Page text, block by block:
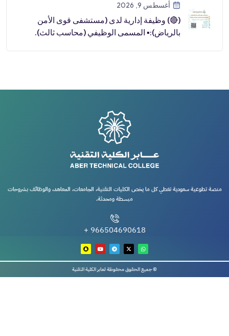
أغسطس 9, 2026
(🔴) وظيفة إدارية لدى (مستشفى قوى الأمن
بالرياض):▪️ المسمى الوظيفي (محاسب ثالث).
منصة تطوعية سعودية تغطي كل ما يخص الكليات التقنية، الجامعات، المعاهد، والوظائف بشروحات
مبسطة ومحدثة.
966504690618 +
© جميع الحقوق محفوظة لعابر الكلية التقنية